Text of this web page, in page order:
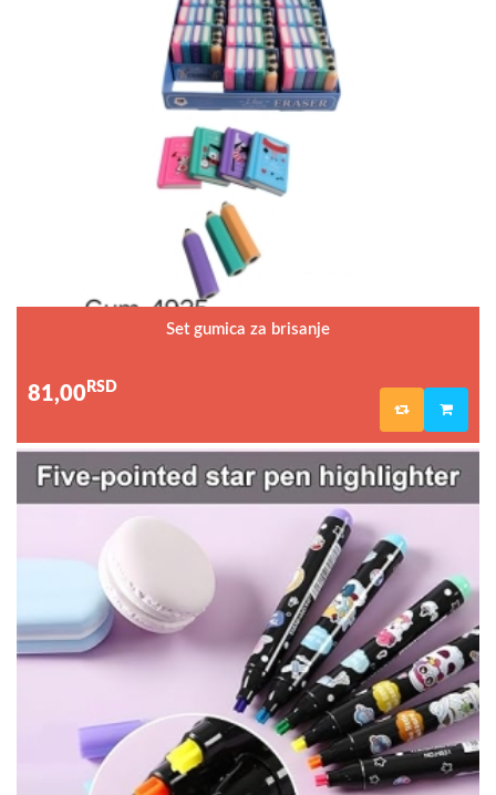
Set gumica za brisanje
81,00 RSD